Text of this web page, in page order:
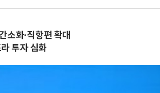
소화·직항편 확대
투자 심화